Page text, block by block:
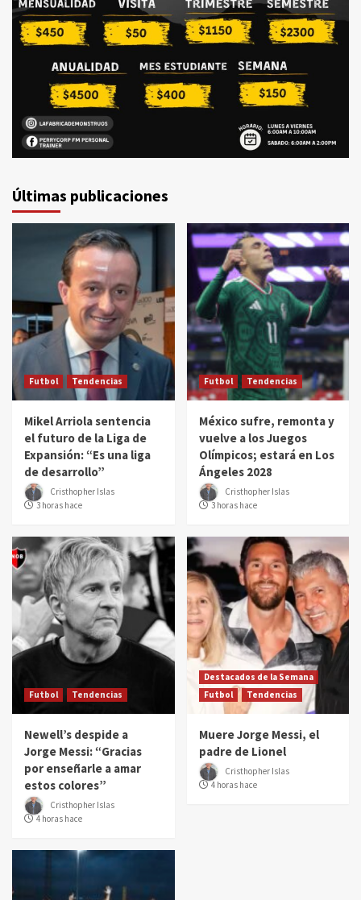
Últimas publicaciones
Futbol Tendencias
Mikel Arriola sentencia
el futuro de la Liga de
Expansión: “Es una liga
de desarrollo”
Cristhopher Islas
3 horas hace
Futbol Tendencias
México sufre, remonta y
vuelve a los Juegos
Olímpicos; estará en Los
Ángeles 2028
Cristhopher Islas
3 horas hace
Futbol Tendencias
Newell’s despide a
Jorge Messi: “Gracias
por enseñarle a amar
estos colores”
Cristhopher Islas
4 horas hace
Destacados de la Semana
Futbol
Tendencias
Muere Jorge Messi, el
padre de Lionel
Cristhopher Islas
4 horas hace